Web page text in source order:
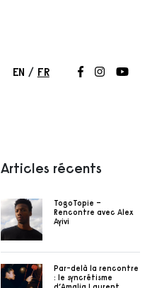
EN FR Suivez-nous
Suivez-
Articles récents
TogoTopie –
Rencontre avec Alex
Ayivi
Par-delà la rencontre
: le syncrétisme